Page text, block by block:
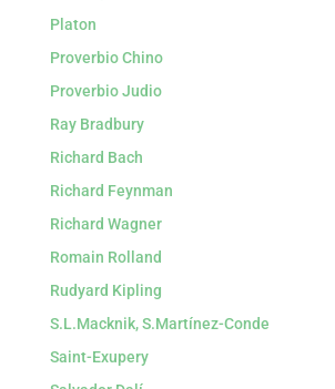
Platon
Proverbio Chino
Proverbio Judio
Ray Bradbury
Richard Bach
Richard Feynman
Richard Wagner
Romain Rolland
Rudyard Kipling
S.L.Macknik, S.Martínez-Conde
Saint-Exupery